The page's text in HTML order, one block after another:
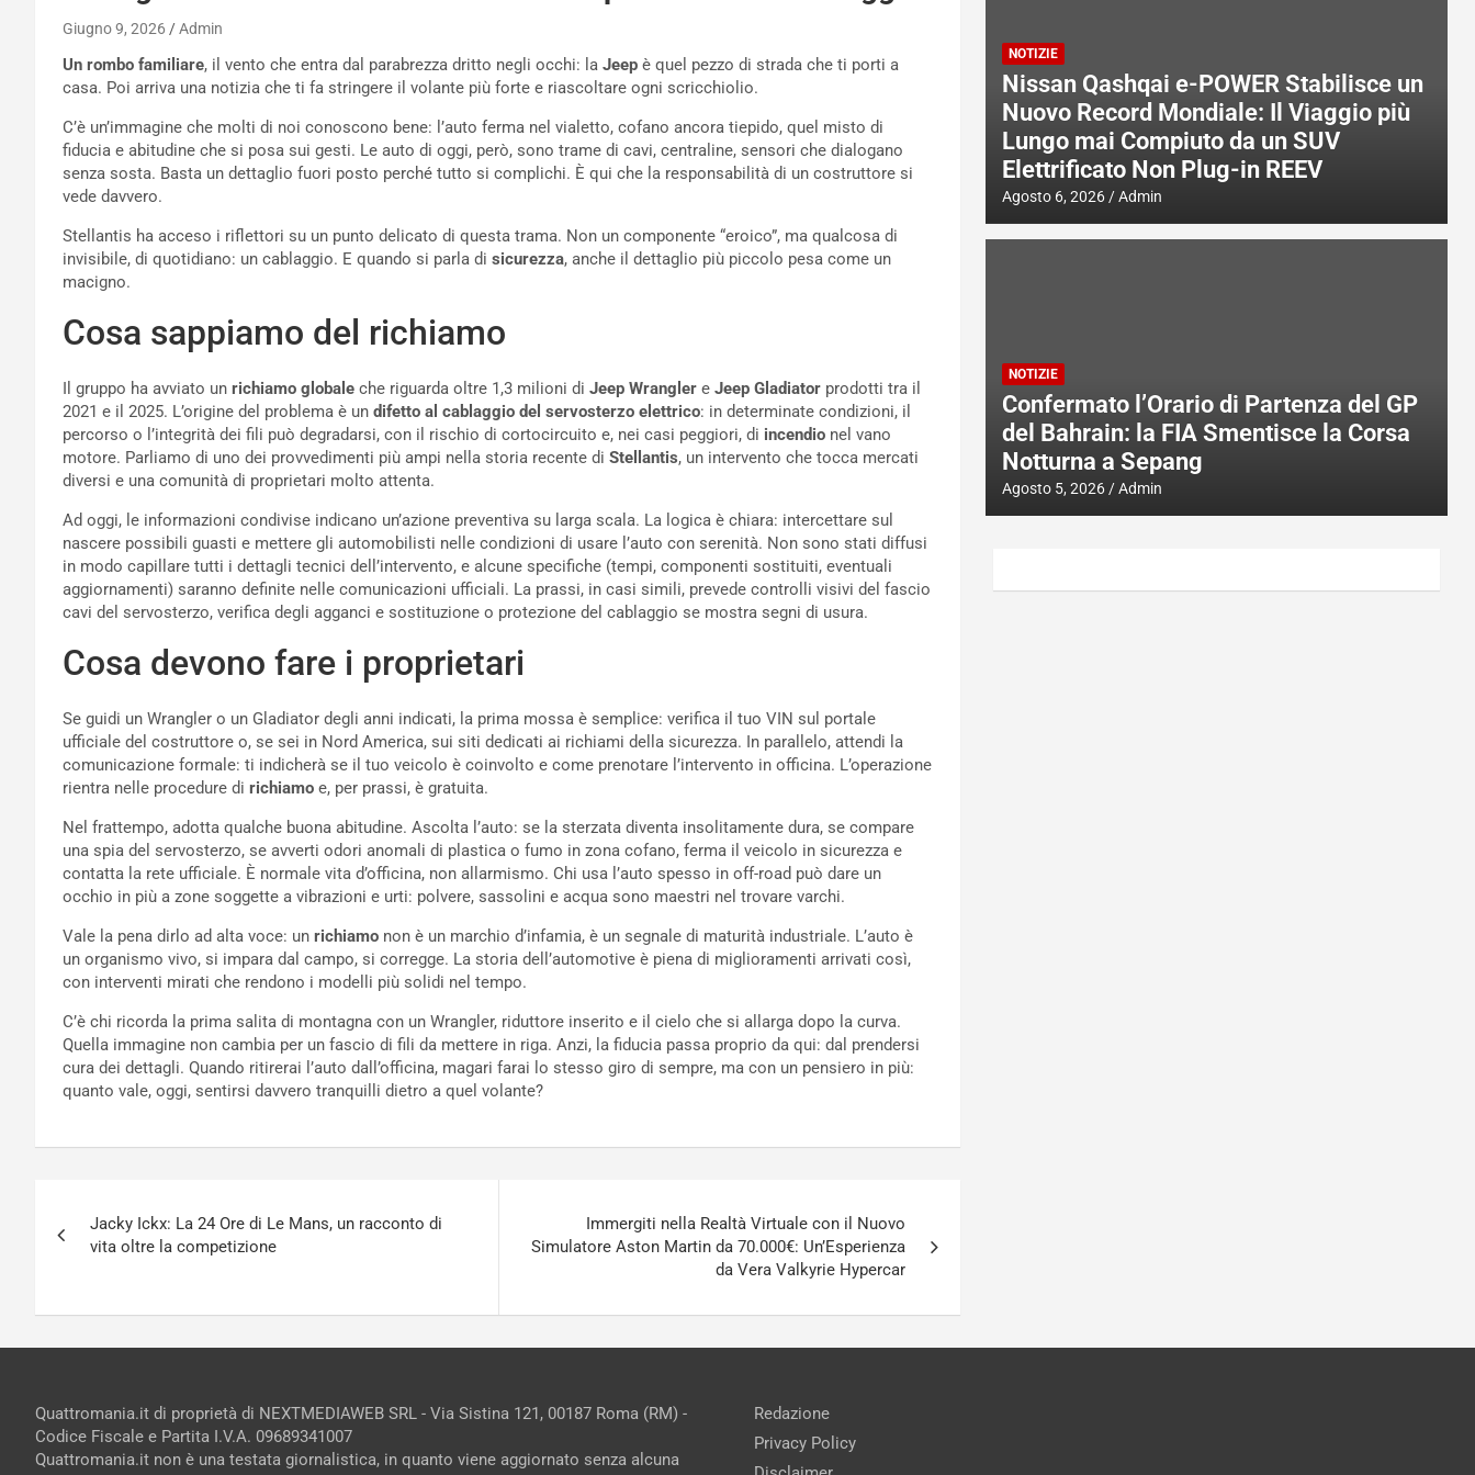
Giugno 9, 2026 Admin
Un rombo familiare, il vento che entra dal parabrezza dritto negli occhi: la Jeep è quel pezzo di strada che ti porti a
casa. Poi arriva una notizia che ti fa stringere il volante più forte e riascoltare ogni scricchiolio.
C’è un’immagine che molti di noi conoscono bene: l’auto ferma nel vialetto, cofano ancora tiepido, quel misto di
fiducia e abitudine che si posa sui gesti. Le auto di oggi, però, sono trame di cavi, centraline, sensori che dialogano
senza sosta. Basta un dettaglio fuori posto perché tutto si complichi. È qui che la responsabilità di un costruttore si
vede davvero.
Stellantis ha acceso i riflettori su un punto delicato di questa trama. Non un componente “eroico”, ma qualcosa di
invisibile, di quotidiano: un cablaggio. E quando si parla di sicurezza, anche il dettaglio più piccolo pesa come un
macigno.
Cosa sappiamo del richiamo
Il gruppo ha avviato un richiamo globale che riguarda oltre 1,3 milioni di Jeep Wrangler e Jeep Gladiator prodotti tra il
2021 e il 2025. L’origine del problema è un difetto al cablaggio del servosterzo elettrico: in determinate condizioni, il
percorso o l’integrità dei fili può degradarsi, con il rischio di cortocircuito e, nei casi peggiori, di incendio nel vano
motore. Parliamo di uno dei provvedimenti più ampi nella storia recente di Stellantis, un intervento che tocca mercati
diversi e una comunità di proprietari molto attenta.
Ad oggi, le informazioni condivise indicano un’azione preventiva su larga scala. La logica è chiara: intercettare sul
nascere possibili guasti e mettere gli automobilisti nelle condizioni di usare l’auto con serenità. Non sono stati diffusi
in modo capillare tutti i dettagli tecnici dell’intervento, e alcune specifiche (tempi, componenti sostituiti, eventuali
aggiornamenti) saranno definite nelle comunicazioni ufficiali. La prassi, in casi simili, prevede controlli visivi del fascio
cavi del servosterzo, verifica degli agganci e sostituzione o protezione del cablaggio se mostra segni di usura.
Cosa devono fare i proprietari
Se guidi un Wrangler o un Gladiator degli anni indicati, la prima mossa è semplice: verifica il tuo VIN sul portale
ufficiale del costruttore o, se sei in Nord America, sui siti dedicati ai richiami della sicurezza. In parallelo, attendi la
comunicazione formale: ti indicherà se il tuo veicolo è coinvolto e come prenotare l’intervento in officina. L’operazione
rientra nelle procedure di richiamo e, per prassi, è gratuita.
Nel frattempo, adotta qualche buona abitudine. Ascolta l’auto: se la sterzata diventa insolitamente dura, se compare
una spia del servosterzo, se avverti odori anomali di plastica o fumo in zona cofano, ferma il veicolo in sicurezza e
contatta la rete ufficiale. È normale vita d’officina, non allarmismo. Chi usa l’auto spesso in off-road può dare un
occhio in più a zone soggette a vibrazioni e urti: polvere, sassolini e acqua sono maestri nel trovare varchi.
Vale la pena dirlo ad alta voce: un richiamo non è un marchio d’infamia, è un segnale di maturità industriale. L’auto è
un organismo vivo, si impara dal campo, si corregge. La storia dell’automotive è piena di miglioramenti arrivati così,
con interventi mirati che rendono i modelli più solidi nel tempo.
C’è chi ricorda la prima salita di montagna con un Wrangler, riduttore inserito e il cielo che si allarga dopo la curva.
Quella immagine non cambia per un fascio di fili da mettere in riga. Anzi, la fiducia passa proprio da qui: dal prendersi
cura dei dettagli. Quando ritirerai l’auto dall’officina, magari farai lo stesso giro di sempre, ma con un pensiero in più:
quanto vale, oggi, sentirsi davvero tranquilli dietro a quel volante?
articoli
Jacky Ickx: La 24 Ore di Le Mans, un racconto di
vita oltre la competizione
Immergiti nella Realtà Virtuale con il Nuovo
Simulatore Aston Martin da 70.000€: Un’Esperienza
da Vera Valkyrie Hypercar
NOTIZIE
Nissan Qashqai e-POWER Stabilisce un
Nuovo Record Mondiale: Il Viaggio più
Lungo mai Compiuto da un SUV
Elettrificato Non Plug-in REEV
Agosto 6, 2026 Admin
NOTIZIE
Confermato l’Orario di Partenza del GP
del Bahrain: la FIA Smentisce la Corsa
Notturna a Sepang
Agosto 5, 2026 Admin
Quattromania.it di proprietà di NEXTMEDIAWEB SRL - Via Sistina 121, 00187 Roma (RM) -
Codice Fiscale e Partita I.V.A. 09689341007
Quattromania.it non è una testata giornalistica, in quanto viene aggiornato senza alcuna
Redazione
Privacy Policy